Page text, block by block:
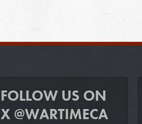
FOLLOW US ON
X @WARTIMECA